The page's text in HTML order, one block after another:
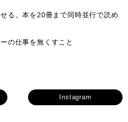
る。本を20冊まで同時並行で読め
の仕事を無くすこと
Instagram